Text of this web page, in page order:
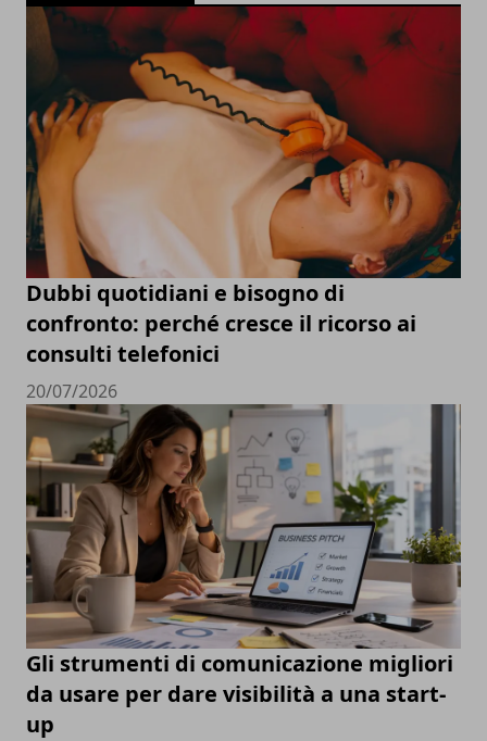
Dubbi quotidiani e bisogno di
confronto: perché cresce il ricorso ai
consulti telefonici
20/07/2026
Gli strumenti di comunicazione migliori
da usare per dare visibilità a una start-
up